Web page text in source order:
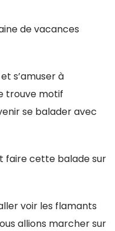
de vacances
s’amuser à
trouve motif
se balader avec
faire cette balade sur
voir les flamants
allions marcher sur